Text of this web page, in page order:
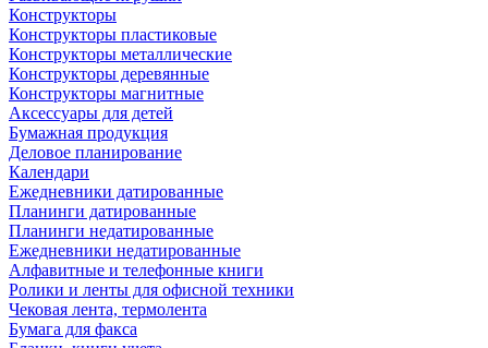
Конструкторы
Конструкторы пластиковые
Конструкторы металлические
Конструкторы деревянные
Конструкторы магнитные
Аксессуары для детей
Бумажная продукция
Деловое планирование
Календари
Ежедневники датированные
Планинги датированные
Планинги недатированные
Ежедневники недатированные
Алфавитные и телефонные книги
Ролики и ленты для офисной техники
Чековая лента, термолента
Бумага для факса